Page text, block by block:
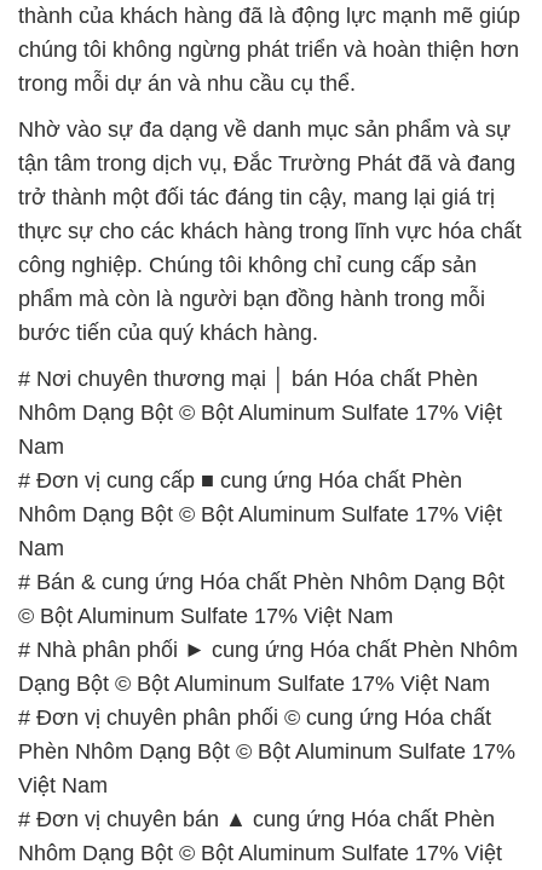
thành của khách hàng đã là động lực mạnh mẽ giúp
chúng tôi không ngừng phát triển và hoàn thiện hơn
trong mỗi dự án và nhu cầu cụ thể.
Nhờ vào sự đa dạng về danh mục sản phẩm và sự
tận tâm trong dịch vụ, Đắc Trường Phát đã và đang
trở thành một đối tác đáng tin cậy, mang lại giá trị
thực sự cho các khách hàng trong lĩnh vực hóa chất
công nghiệp. Chúng tôi không chỉ cung cấp sản
phẩm mà còn là người bạn đồng hành trong mỗi
bước tiến của quý khách hàng.
# Nơi chuyên thương mại │ bán Hóa chất Phèn
Nhôm Dạng Bột © Bột Aluminum Sulfate 17% Việt
Nam
# Đơn vị cung cấp ■ cung ứng Hóa chất Phèn
Nhôm Dạng Bột © Bột Aluminum Sulfate 17% Việt
Nam
# Bán & cung ứng Hóa chất Phèn Nhôm Dạng Bột
© Bột Aluminum Sulfate 17% Việt Nam
# Nhà phân phối ► cung ứng Hóa chất Phèn Nhôm
Dạng Bột © Bột Aluminum Sulfate 17% Việt Nam
# Đơn vị chuyên phân phối © cung ứng Hóa chất
Phèn Nhôm Dạng Bột © Bột Aluminum Sulfate 17%
Việt Nam
# Đơn vị chuyên bán ▲ cung ứng Hóa chất Phèn
Nhôm Dạng Bột © Bột Aluminum Sulfate 17% Việt